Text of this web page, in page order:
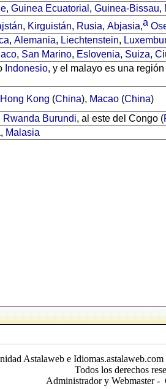
, Guinea Ecuatorial , Guinea-Bissau,
, Kirguistán, Rusia, Abjasia,a
, Alemania, Liechtenstein,
, San Marino, Eslovenia, Suiza,
Indonesio, y el malayo es una
Hong Kong (China), Macao (China)
Rwanda Burundi, al este del Congo (
, Malasia
Astalaweb e
Todos los derechos
Administrador y Webmaster -